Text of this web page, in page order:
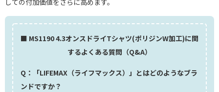
しての付加価値をさらに高めます。
■ MS1190 4.3オンスドライTシャツ(ポリジンW加工)に関
するよくある質問（Q&A）
Q：「LIFEMAX（ライフマックス）」とはどのようなブラ
ンドですか？